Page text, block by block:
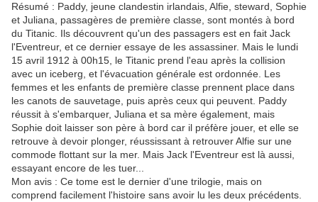
Résumé : Paddy, jeune clandestin irlandais, Alfie, steward, Sophie
et Juliana, passagères de première classe, sont montés à bord
du Titanic. Ils découvrent qu'un des passagers est en fait Jack
l'Eventreur, et ce dernier essaye de les assassiner. Mais le lundi
15 avril 1912 à 00h15, le Titanic prend l'eau après la collision
avec un iceberg, et l'évacuation générale est ordonnée. Les
femmes et les enfants de première classe prennent place dans
les canots de sauvetage, puis après ceux qui peuvent. Paddy
réussit à s'embarquer, Juliana et sa mère également, mais
Sophie doit laisser son père à bord car il préfère jouer, et elle se
retrouve à devoir plonger, réussissant à retrouver Alfie sur une
commode flottant sur la mer. Mais Jack l'Eventreur est là aussi,
essayant encore de les tuer...
Mon avis : Ce tome est le dernier d'une trilogie, mais on
comprend facilement l'histoire sans avoir lu les deux précédents.